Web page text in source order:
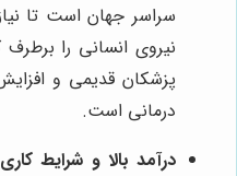
سراسر جهان است تا
نیروی انسانی را
پزشکان قدیمی و
درمانی است.
درآمد بالا و شرایط